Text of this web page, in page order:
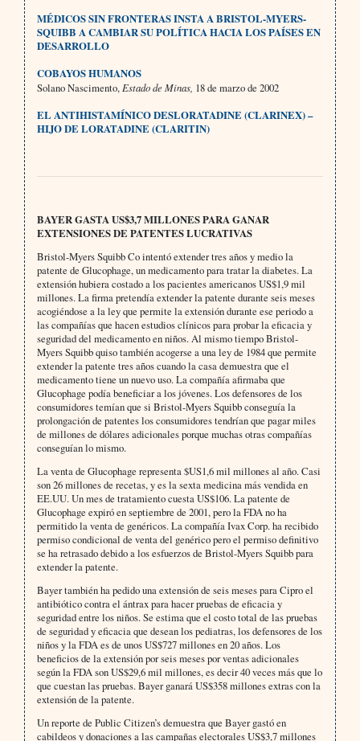
MÉDICOS SIN FRONTERAS INSTA A BRISTOL-MYERS-
SQUIBB A CAMBIAR SU POLÍTICA HACIA LOS PAÍSES EN
DESARROLLO
COBAYOS HUMANOS
Solano Nascimento, Estado de Minas, 18 de marzo de 2002
EL ANTIHISTAMÍNICO DESLORATADINE (CLARINEX) –
HIJO DE LORATADINE (CLARITIN)
BAYER GASTA US$3,7 MILLONES PARA GANAR
EXTENSIONES DE PATENTES LUCRATIVAS
Bristol-Myers Squibb Co intentó extender tres años y medio la
patente de Glucophage, un medicamento para tratar la diabetes. La
extensión hubiera costado a los pacientes americanos US$1,9 mil
millones. La firma pretendía extender la patente durante seis meses
acogiéndose a la ley que permite la extensión durante ese periodo a
las compañías que hacen estudios clínicos para probar la eficacia y
seguridad del medicamento en niños. Al mismo tiempo Bristol-
Myers Squibb quiso también acogerse a una ley de 1984 que permite
extender la patente tres años cuando la casa demuestra que el
medicamento tiene un nuevo uso. La compañía afirmaba que
Glucophage podía beneficiar a los jóvenes. Los defensores de los
consumidores temían que si Bristol-Myers Squibb conseguía la
prolongación de patentes los consumidores tendrían que pagar miles
de millones de dólares adicionales porque muchas otras compañías
conseguían lo mismo.
La venta de Glucophage representa $US1,6 mil millones al año. Casi
son 26 millones de recetas, y es la sexta medicina más vendida en
EE.UU. Un mes de tratamiento cuesta US$106. La patente de
Glucophage expiró en septiembre de 2001, pero la FDA no ha
permitido la venta de genéricos. La compañía Ivax Corp. ha recibido
permiso condicional de venta del genérico pero el permiso definitivo
se ha retrasado debido a los esfuerzos de Bristol-Myers Squibb para
extender la patente.
Bayer también ha pedido una extensión de seis meses para Cipro el
antibiótico contra el ántrax para hacer pruebas de eficacia y
seguridad entre los niños. Se estima que el costo total de las pruebas
de seguridad y eficacia que desean los pediatras, los defensores de los
niños y la FDA es de unos US$727 millones en 20 años. Los
beneficios de la extensión por seis meses por ventas adicionales
según la FDA son US$29,6 mil millones, es decir 40 veces más que lo
que cuestan las pruebas. Bayer ganará US$358 millones extras con la
extensión de la patente.
Un reporte de Public Citizen’s demuestra que Bayer gastó en
cabildeos y donaciones a las campañas electorales US$3,7 millones